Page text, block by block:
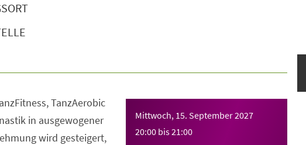
Mittwoch, 15. September 2027
20:00 bis21:00
TanzAerobic
in ausgewogener
wird gesteigert,